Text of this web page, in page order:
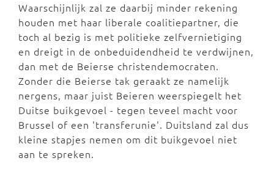
Waarschijnlijk zal ze daarbij minder rekening
houden met haar liberale coalitiepartner, die
toch al bezig is met politieke zelfvernietiging
en dreigt in de onbeduidendheid te verdwijnen,
dan met de Beierse christendemocraten.
Zonder die Beierse tak geraakt ze namelijk
nergens, maar juist Beieren weerspiegelt het
Duitse buikgevoel - tegen teveel macht voor
Brussel of een 'transferunie'. Duitsland zal dus
kleine stapjes nemen om dit buikgevoel niet
aan te spreken.